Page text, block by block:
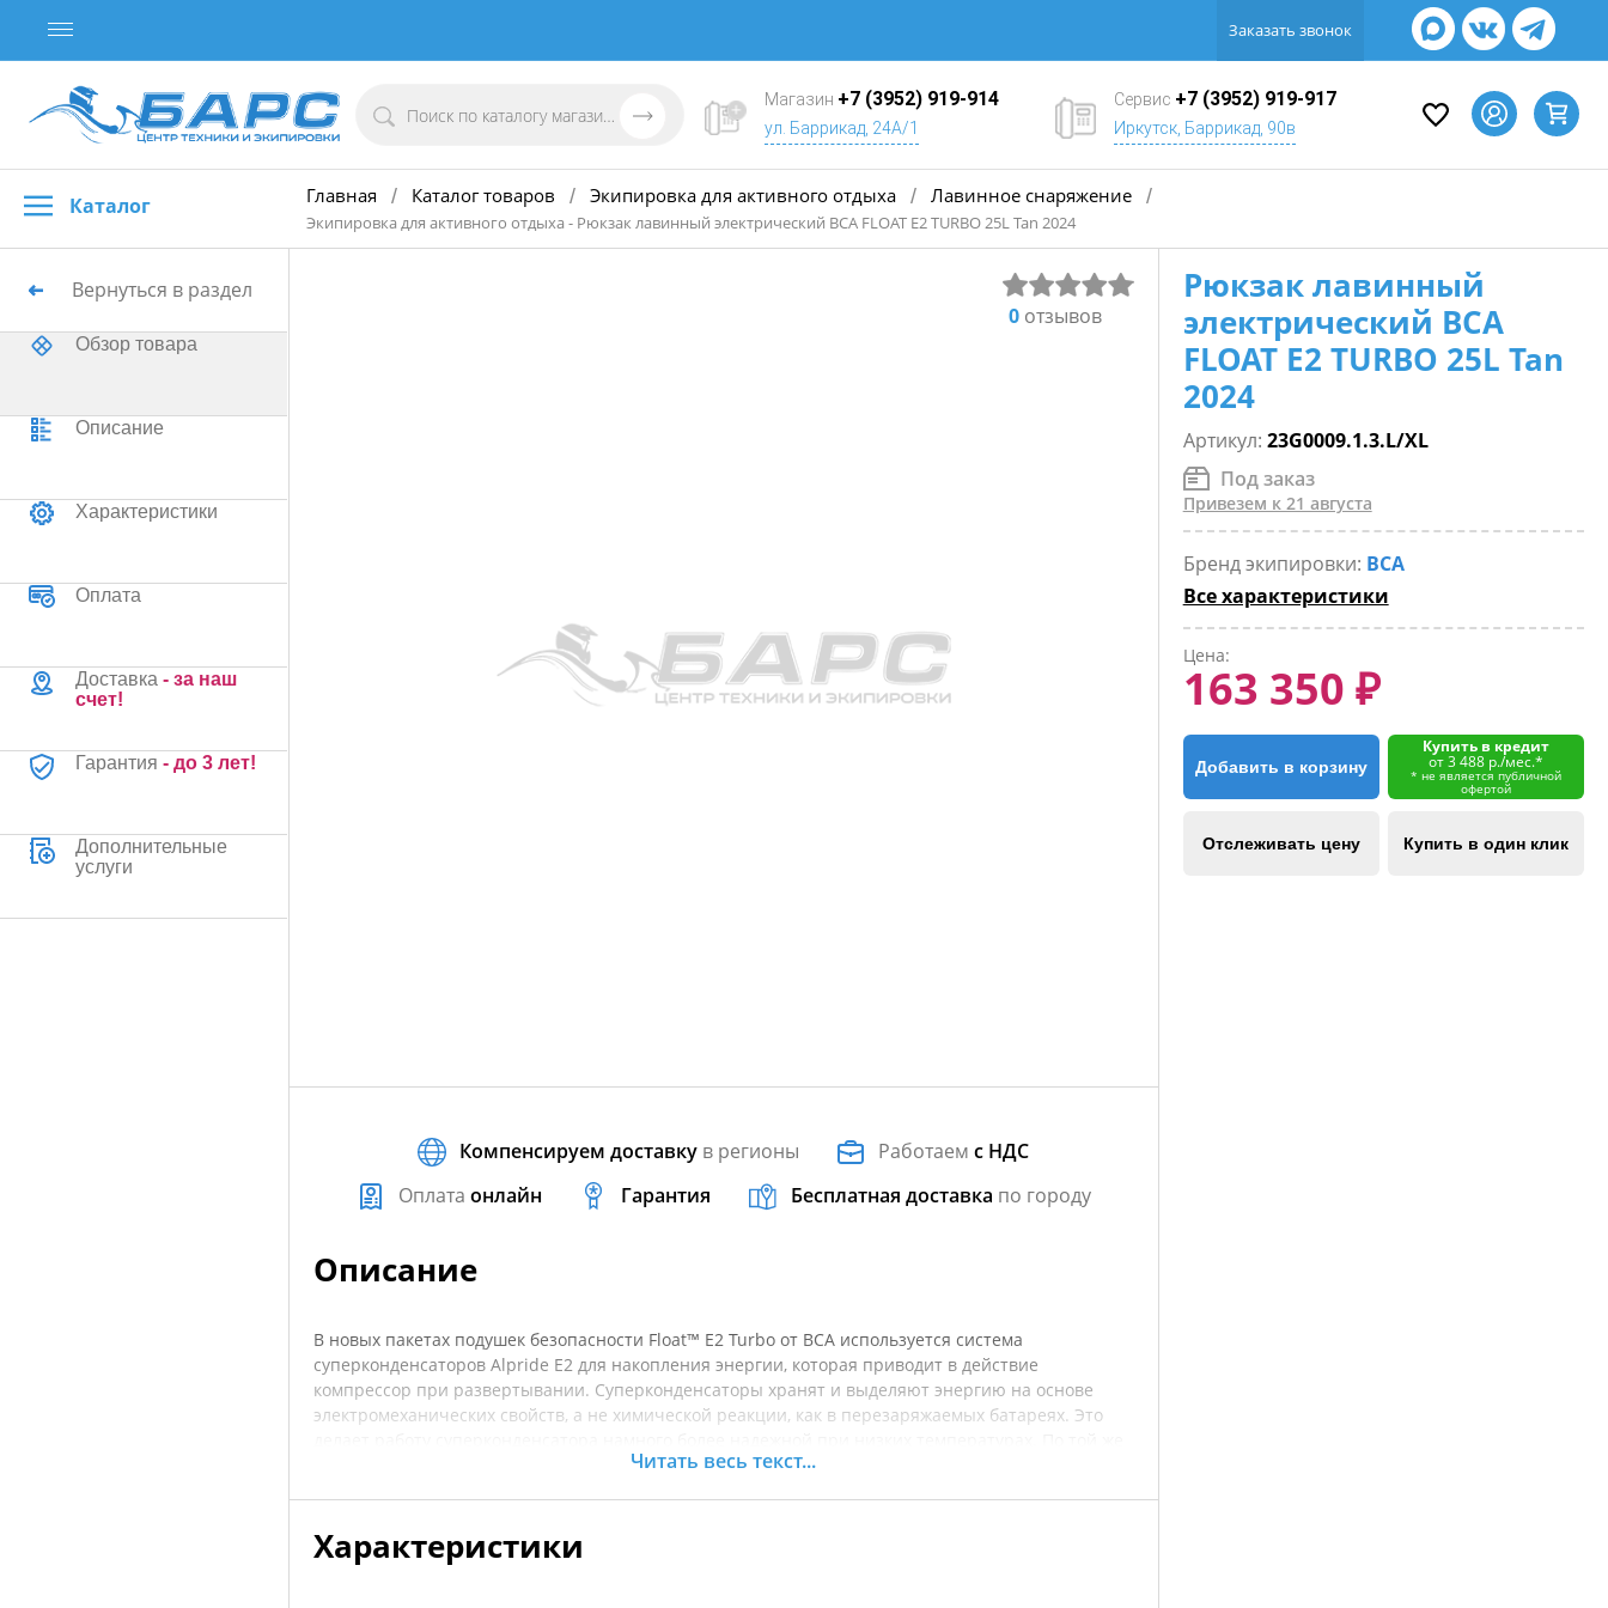
Заказать звонок
Магазин +7 (3952) 919-914
ул. Баррикад, 24А/1
Сервис +7 (3952) 919-917
Иркутск, Баррикад, 90в
Каталог Главная / Каталог товаров / Экипировка для активного отдыха / Лавинное снаряжение /
Экипировка для активного отдыха - Рюкзак лавинный электрический BCA FLOAT E2 TURBO 25L Tan 2024
Вернуться в раздел
Обзор товара
Описание
Характеристики
Оплата
Доставка - за наш
счет!
Гарантия - до 3 лет!
Дополнительные
услуги
0отзывов
Компенсируем доставку в регионы Работаемс НДС
Оплата онлайн Гарантия Бесплатная доставка по городу
Описание
В новых пакетах подушек безопасности Float™ E2 Turbo от BCA используется система
суперконденсаторов Alpride E2 для накопления энергии, которая приводит в действие
компрессор при развертывании. Суперконденсаторы хранят и выделяют энергию на основе
электромеханических свойств, а не химической реакции, как в перезаряжаемых батареях. Это
причине энергия, хранящаяся в суперконденсаторе, высвобождается быстрее при активации
Читать весь текст...
Характеристики
Рюкзак лавинный
электрический BCA
FLOAT E2 TURBO 25L Tan
2024
Артикул: 23G0009.1.3.L/XL
Под заказ
Привезем к 21 августа
Бренд экипировки: BCA
Все характеристики
Цена:
163 350 ₽
Добавить в корзину
Купить в кредит
от 3 488 р./мес.*
* не является публичной
офертой
Отслеживать цену Купить в один клик